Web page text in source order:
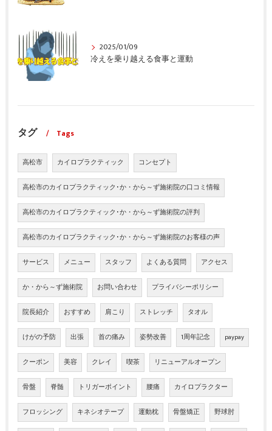
2025/01/09
冷えを乗り越える食事と運動
タグ Tags
高松市 カイロプラクティック コンセプト
高松市のカイロプラクティック･か・から～ず施術院の口コミ情報
高松市のカイロプラクティック･か・から～ず施術院の評判
高松市のカイロプラクティック･か・から～ず施術院のお客様の声
サービス メニュー スタッフ よくある質問 アクセス
か・から～ず施術院 お問い合わせ プライバシーポリシー
院長紹介 おすすめ 肩こり ストレッチ タオル
けがの予防 出張 首の痛み 姿勢改善 1周年記念 paypay
クーポン 美容 クレイ 喫茶 リニューアルオープン
骨盤 脊髄 トリガーポイント 腰痛 カイロプラクター
フロッシング キネシオテープ 運動枕 骨盤矯正 野球肘